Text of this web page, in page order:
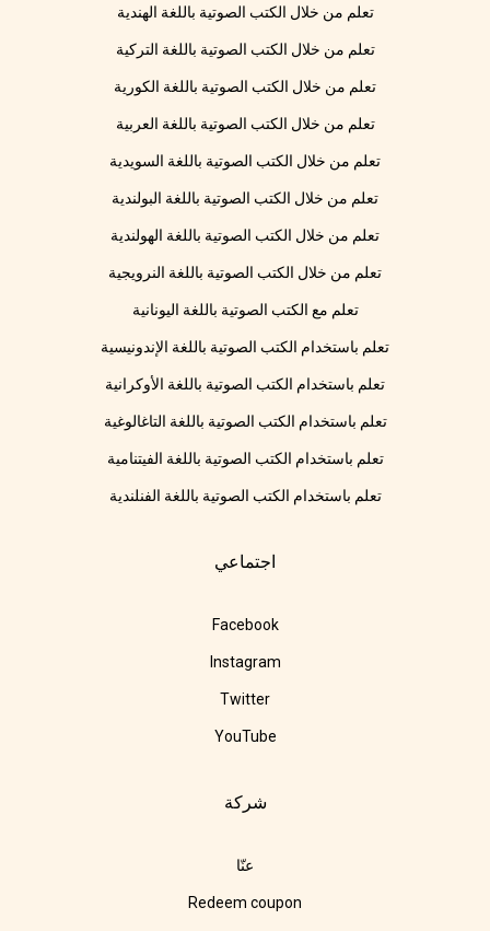
تعلم من خلال الكتب الصوتية باللغة الهندية
تعلم من خلال الكتب الصوتية باللغة التركية
تعلم من خلال الكتب الصوتية باللغة الكورية
تعلم من خلال الكتب الصوتية باللغة العربية
تعلم من خلال الكتب الصوتية باللغة السويدية
تعلم من خلال الكتب الصوتية باللغة البولندية
تعلم من خلال الكتب الصوتية باللغة الهولندية
تعلم من خلال الكتب الصوتية باللغة النرويجية
تعلم مع الكتب الصوتية باللغة اليونانية
تعلم باستخدام الكتب الصوتية باللغة الإندونيسية
تعلم باستخدام الكتب الصوتية باللغة الأوكرانية
تعلم باستخدام الكتب الصوتية باللغة التاغالوغية
تعلم باستخدام الكتب الصوتية باللغة الفيتنامية
تعلم باستخدام الكتب الصوتية باللغة الفنلندية
اجتماعي
Facebook
Instagram
Twitter
YouTube
شركة
عنّا
Redeem coupon